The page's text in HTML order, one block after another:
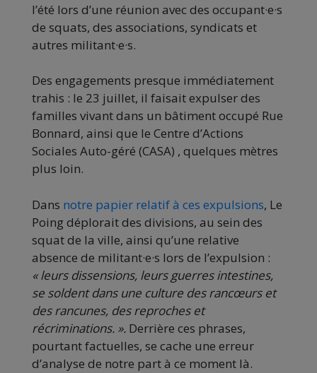
l’été lors d’une réunion avec des occupant·e·s
de squats, des associations, syndicats et
autres militant·e·s.
Des engagements presque immédiatement
trahis : le 23 juillet, il faisait expulser des
familles vivant dans un bâtiment occupé Rue
Bonnard, ainsi que le Centre d’Actions
Sociales Auto-géré (CASA) , quelques mètres
plus loin.
Dans notre papier relatif à ces expulsions, Le
Poing déplorait des divisions, au sein des
squat de la ville, ainsi qu’une relative
absence de militant·e·s lors de l’expulsion :
« leurs dissensions, leurs guerres intestines,
se soldent dans une culture des rancœurs et
des rancunes, des reproches et
récriminations. ». Derrière ces phrases,
pourtant factuelles, se cache une erreur
d’analyse de notre part à ce moment là.